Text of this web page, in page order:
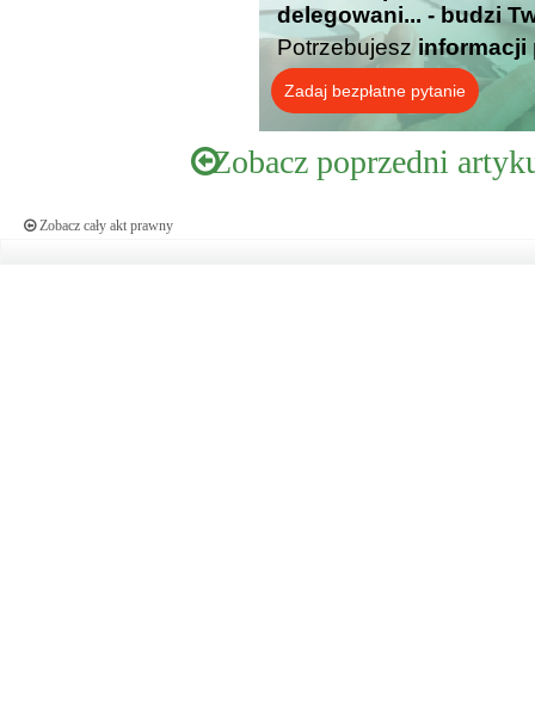
delegowani... - budzi
Potrzebujesz informacji
Zadaj bezpłatne pytanie
Zobacz poprzedni
Zobacz cały akt prawny